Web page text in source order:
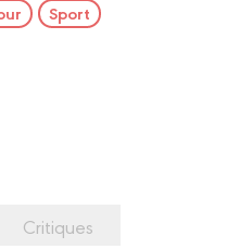
Sport
Critiques